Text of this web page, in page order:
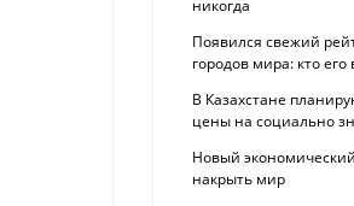
никогда
Появился свежий
городов мира: кто его
В Казахстане
цены на социально
Новый
накрыть мир